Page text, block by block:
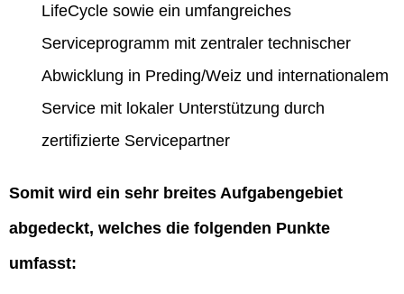
LifeCycle sowie ein umfangreiches
Serviceprogramm mit zentraler technischer
Abwicklung in Preding/Weiz und internationalem
Service mit lokaler Unterstützung durch
zertifizierte Servicepartner
Somit wird ein sehr breites Aufgabengebiet
abgedeckt, welches die folgenden Punkte
umfasst: